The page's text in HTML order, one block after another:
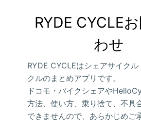
RYDE CYCLE
わせ
RYDE CYCLEはシェアサイクル
クルのまとめアプリです。
ドコモ・バイクシェアや
方法、使い方、乗り捨て、不具
できませんので、あらかじめご